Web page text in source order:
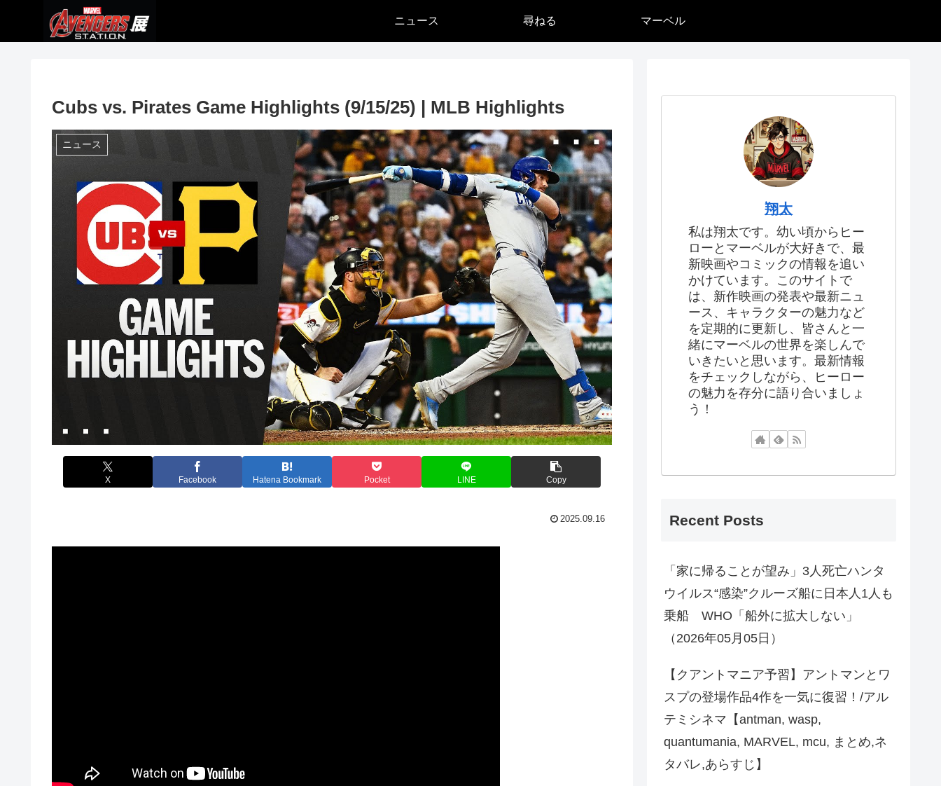
ニュース 尋ねる マーベル
Cubs vs. Pirates Game Highlights (9/15/25) | MLB Highlights
ニュース
X Facebook Hatena Bookmark Pocket LINE Copy
2025.09.16
翔太
私は翔太です。幼い頃からヒー
ローとマーベルが大好きで、最
新映画やコミックの情報を追い
かけています。このサイトで
は、新作映画の発表や最新ニュ
ース、キャラクターの魅力など
を定期的に更新し、皆さんと一
緒にマーベルの世界を楽しんで
いきたいと思います。最新情報
をチェックしながら、ヒーロー
の魅力を存分に語り合いましょ
う！
Recent Posts
「家に帰ることが望み」3人死亡ハンタ
ウイルス“感染”クルーズ船に日本人1人も
乗船 WHO「船外に拡大しない」
（2026年05月05日）
【クアントマニア予習】アントマンとワ
スプの登場作品4作を一気に復習！/アル
テミシネマ【antman, wasp,
quantumania, MARVEL, mcu, まとめ,ネ
タバレ,あらすじ】